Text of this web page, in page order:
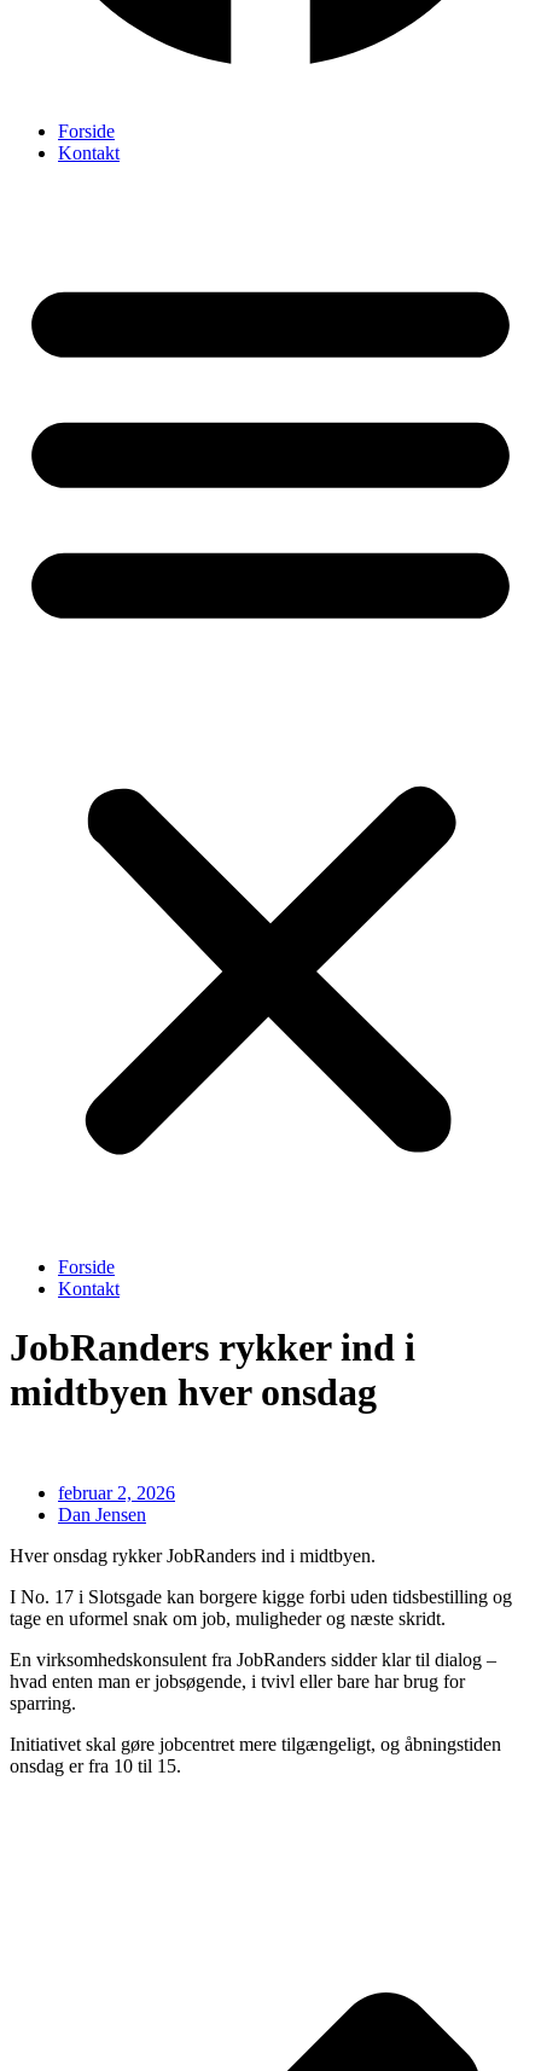
Forside
Kontakt
Forside
Kontakt
JobRanders rykker ind i
midtbyen hver onsdag
februar 2, 2026
Dan Jensen
Hver onsdag rykker JobRanders ind i midtbyen.
I No. 17 i Slotsgade kan borgere kigge forbi uden tidsbestilling og
tage en uformel snak om job, muligheder og næste skridt.
En virksomhedskonsulent fra JobRanders sidder klar til dialog –
hvad enten man er jobsøgende, i tvivl eller bare har brug for
sparring.
Initiativet skal gøre jobcentret mere tilgængeligt, og åbningstiden
onsdag er fra 10 til 15.